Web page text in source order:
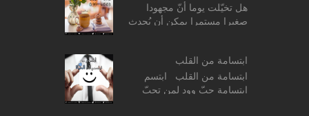
هل تخيّلت يوما أنّ مجهودا
صغيرا مستمرا يمكن أن يُحدث
البسيطة التالي...
ابتسامة من القلب
ابتسامة من القلب ابتسم
ابتسامة حبّ وود لمن تحبّ